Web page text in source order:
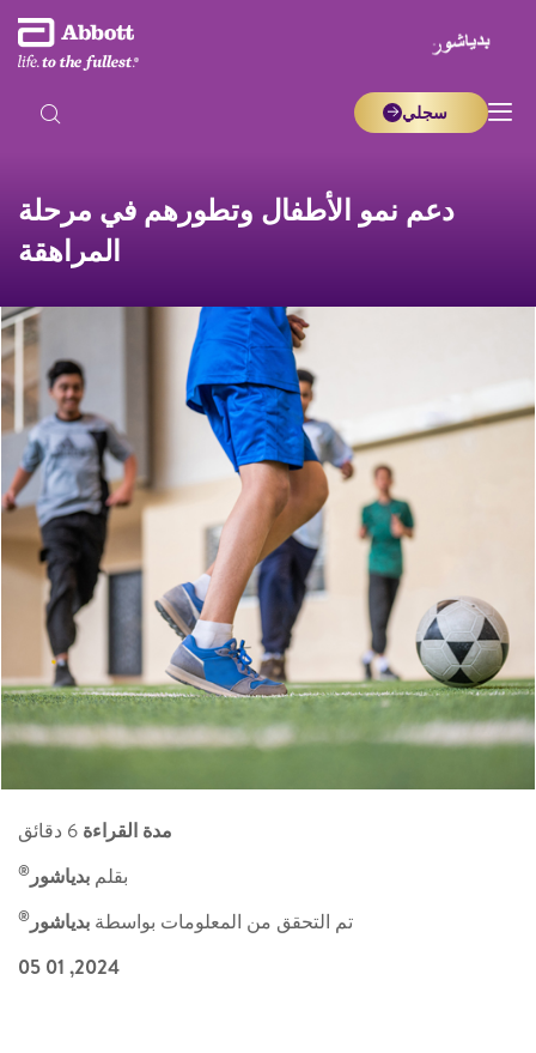
سجلي
دعم نمو الأطفال وتطورهم في مرحلة
المراهقة
مدة القراءة
بقلم بدياشور ®
تم التحقق من المعلومات بواسطة بدياشور ®
2024, 01 05